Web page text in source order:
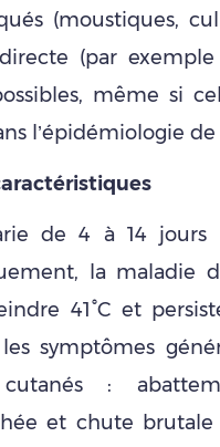
(moustiques,
(par exemple
même si
l’épidémiologie de
de 4 à 14
la maladie
41°C et
symptômes
:
et chute